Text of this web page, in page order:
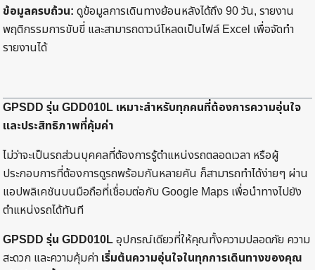
ข้อมูลครบถ้วน: ดูข้อมูลการเดินทางย้อนหลังได้ถึง 90 วัน, รายงาน
พฤติกรรมการขับขี่ และสามารถดาวน์โหลดเป็นไฟล์ Excel เพื่อจัดทำ
รายงานได้
GPSDD รุ่น GDD010L เหมาะสำหรับทุกคนที่ต้องการความอุ่นใจ
และประสิทธิภาพที่คุ้มค่า
ไม่ว่าจะเป็นรถส่วนบุคคลที่ต้องการรู้ตำแหน่งรถตลอดเวลา หรือผู้
ประกอบการที่ต้องการดูรถพร้อมกันหลายคัน ก็สามารถทำได้ง่ายๆ ผ่าน
แอปพลิเคชันบนมือถือที่เชื่อมต่อกับ Google Maps เพื่อนำทางไปยัง
ตำแหน่งรถได้ทันที
GPSDD รุ่น GDD010Lอุปกรณ์เดียวที่ให้คุณทั้งความปลอดภัย ความ
สะดวก และความคุ้มค่า เริ่มต้นความอุ่นใจในทุกการเดินทางของคุณ